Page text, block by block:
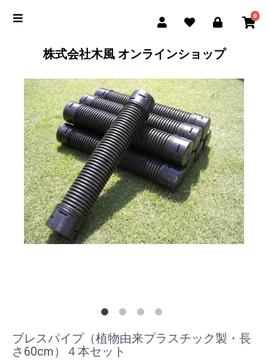
0
株式会社木風 オンラインショップ
ブレスパイプ（植物由来プラスチック製・長
さ60cm）４本セット